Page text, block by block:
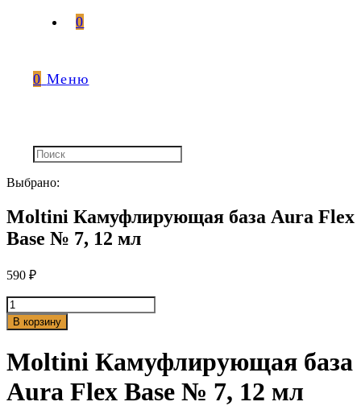
0
0 Меню
Выбрано:
Moltini Камуфлирующая база Aura Flex
Base № 7, 12 мл
590 ₽
Количество
товара
Moltini
база
Aura
Flex
Base
В корзину
Moltini Камуфлирующая база
Aura Flex Base № 7, 12 мл